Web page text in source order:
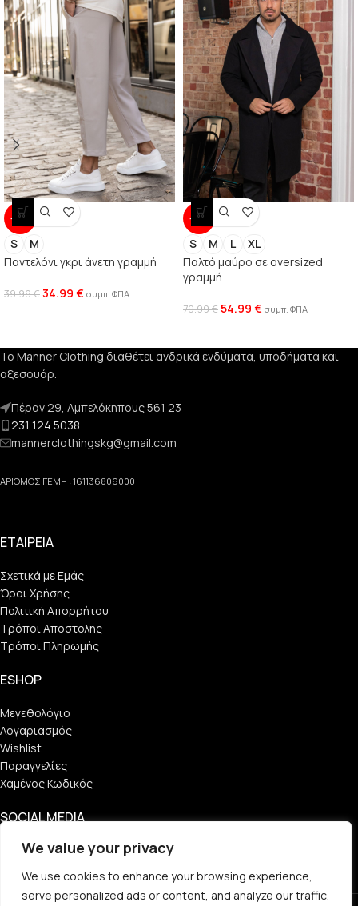
We value your privacy
We use cookies to enhance your browsing experience,
serve personalized ads or content, and analyze our traffic.
-13%
S
M
Παντελόνι γκρι άνετη γραμμή
39.99€34.99 € συμπ. ΦΠΑ
-31%
S M L
XL
Παλτό μαύρο σε oversized
γραμμή
79.99€54.99 € συμπ. ΦΠΑ
Το Manner Clothing διαθέτει ανδρικά ενδύματα, υποδήματα και
αξεσουάρ.
Πέραν 29, Αμπελόκηπους 561 23
231 124 5038
mannerclothingskg@gmail.com
ΑΡΙΘΜΟΣ ΓΕΜΗ : 161136806000
ΕΤΑΙΡΕΙΑ
Σχετικά με Εμάς
Όροι Χρήσης
Πολιτική Απορρήτου
Τρόποι Αποστολής
Τρόποι Πληρωμής
ESHOP
Μεγεθολόγιο
Λογαριασμός
Wishlist
Παραγγελίες
Χαμένος Κωδικός
SOCIAL MEDIA
Find Us
Follow Us
Copyright © 2023 Manner Clothing